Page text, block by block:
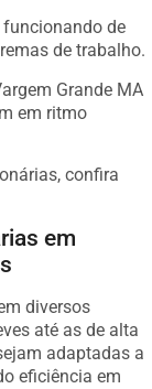
de
de trabalho.
Grande MA
em ritmo
confira
em
diversos
até as de alta
adaptadas a
eficiência em